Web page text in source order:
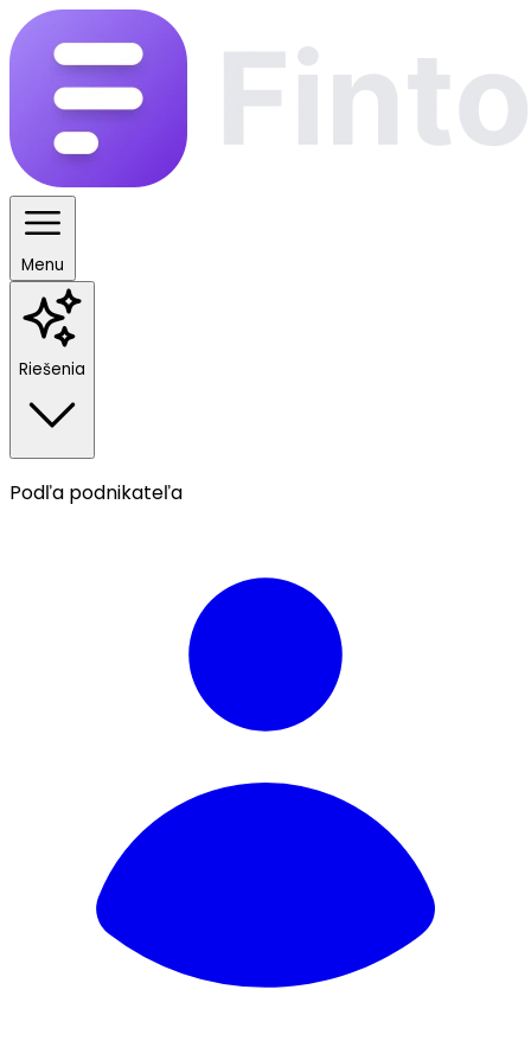
Menu
Riešenia
Podľa podnikateľa